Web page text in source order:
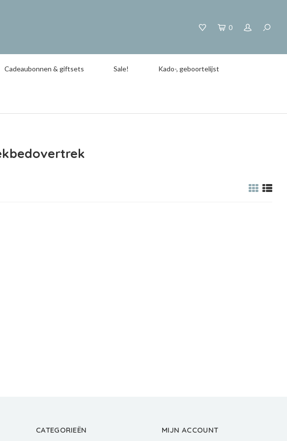
0
Cadeaubonnen & giftsets Sale! Kado-, geboortelijst
CATEGORIEËN MIJN ACCOUNT